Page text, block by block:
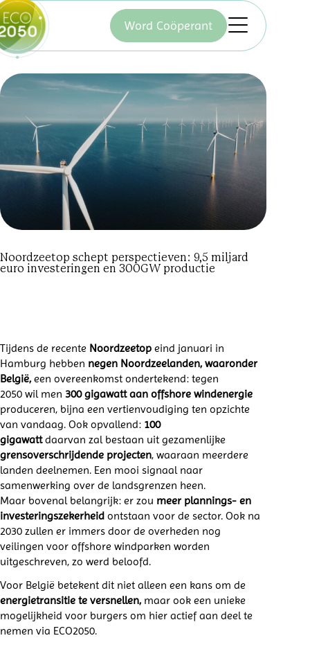
Word Coöperant
Noordzeetop schept perspectieven: 9,5 miljard
euro investeringen en 300GW productie
Tijdens de recente Noordzeetop eind januari in
Hamburg hebben negen Noordzeelanden, waaronder
België, een overeenkomst ondertekend: tegen
2050 wil men 300 gigawatt aan offshore windenergie
produceren, bijna een vertienvoudiging ten opzichte
van vandaag. Ook opvallend: 100
gigawattdaarvan zal bestaan uit gezamenlijke
grensoverschrijdende projecten, waaraan meerdere
landen deelnemen. Een mooi signaal naar
samenwerking over de landsgrenzen heen.
Maar bovenal belangrijk: er zou meer plannings- en
investeringszekerheid ontstaan voor de sector. Ook na
2030 zullen er immers door de overheden nog
veilingen voor offshore windparken worden
uitgeschreven, zo werd beloofd.
Voor België betekent dit niet alleen een kans om de
energietransitie te versnellen, maar ook een unieke
mogelijkheid voor burgers om hier actief aan deel te
nemen via ECO2050.